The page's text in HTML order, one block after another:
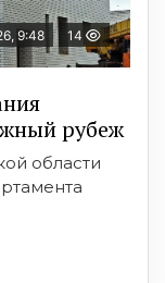
9:48 14
рубеж
области